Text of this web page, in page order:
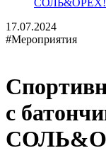
СОЛЬ&ОРЕХ!
17.07.2024
#Мероприятия
с